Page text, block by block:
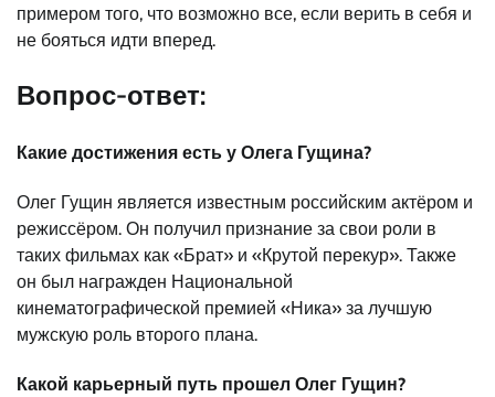
примером того, что возможно все, если верить в себя и
не бояться идти вперед.
Вопрос-ответ:
Какие достижения есть у Олега Гущина?
Олег Гущин является известным российским актёром и
режиссёром. Он получил признание за свои роли в
таких фильмах как «Брат» и «Крутой перекур». Также
он был награжден Национальной
кинематографической премией «Ника» за лучшую
мужскую роль второго плана.
Какой карьерный путь прошел Олег Гущин?